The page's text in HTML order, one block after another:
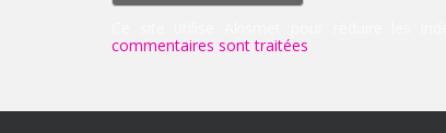
commentaires sont traitées